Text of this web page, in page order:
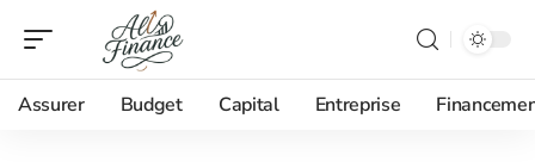
Assurer Budget Capital Entreprise